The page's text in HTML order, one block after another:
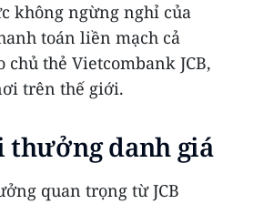
không ngừng nghỉ của
toán liền mạch cả
thẻ Vietcombank JCB,
trên thế giới.
danh giá
quan trọng từ JCB